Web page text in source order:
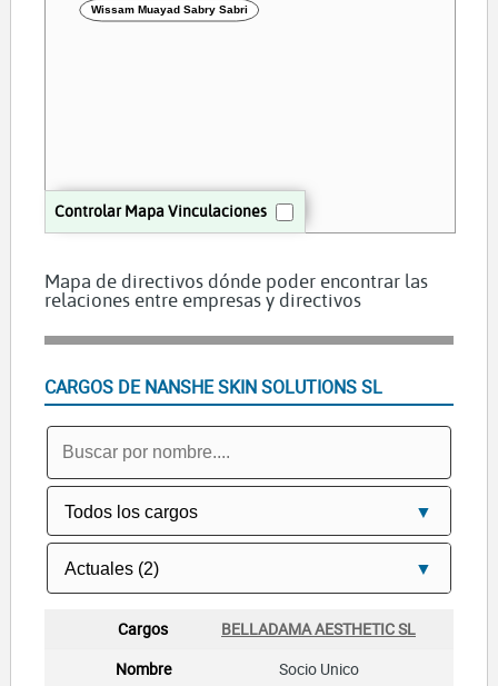
Controlar Mapa Vinculaciones
Wissam Muayad Sabry Sabri
Mapa de directivos dónde poder encontrar las
relaciones entre empresas y directivos
CARGOS DE NANSHE SKIN SOLUTIONS SL
BELLADAMA AESTHETIC SL
Socio Unico